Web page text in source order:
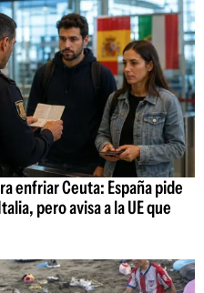
enfriar Ceuta: España pide
pero avisa a la UE que